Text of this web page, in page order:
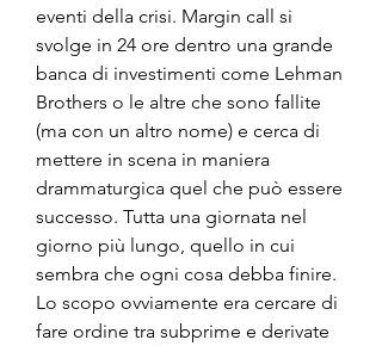
eventi della crisi. Margin call si
svolge in 24 ore dentro una grande
banca di investimenti come Lehman
Brothers o le altre che sono fallite
(ma con un altro nome) e cerca di
mettere in scena in maniera
drammaturgica quel che può essere
successo. Tutta una giornata nel
giorno più lungo, quello in cui
sembra che ogni cosa debba finire.
Lo scopo ovviamente era cercare di
fare ordine tra subprime e derivate